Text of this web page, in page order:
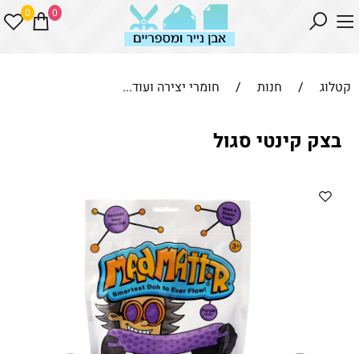
0 0
קטלוג / חנות / חומרי יצירה ועוד...
בצק קינטי סגול